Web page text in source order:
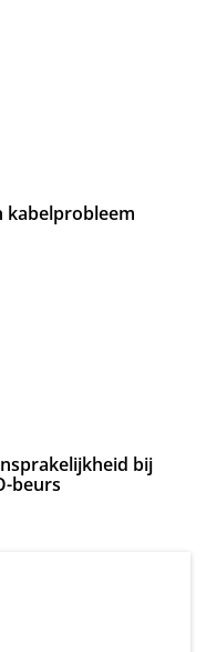
kabelprobleem
bij
beurs